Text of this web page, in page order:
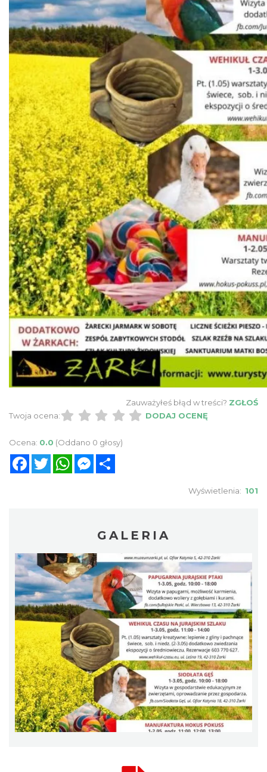
Zauważyłeś błąd w treści? ZGŁOŚ
Twoja ocena:
DODAJ OCENĘ
Ocena: 0.0 (Oddano 0 głosy)
FacebookTwitterWhatsAppMessenger
Wyświetlenia: 101
GALERIA